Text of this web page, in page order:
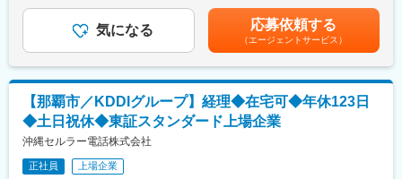
誠実さと向上心を持ち、ともに成長していける方を歓迎します。
■業務の魅力：
＜会社拡大において肝となるポジション＞
本ポジションは経営戦略、予算編成、IR業務という企業の健全な
持続的成長に向けた重要な立ち位置となります。企業・事業拡大
フェーズにおける当社にとって肝となるポジションでもございま
す。適切に企業状況を把握・分析から行いますので、企業の全体
像を知ったうえで、仕事を進めることができます。
【主な業務】
・Crystal intelligence関連取引を正確な会計で支え、会社の信頼と
計体制を構築する
・経理／決算業務の遂行および会計体制の整備
・財務企画および資金管理の推進
【具体的な業務】
定型業務はAIエージェントを活用しながら効率化していくことを
支給■上記年収には時間外手当月30h分・賞与・特別加算賞与・各
種支援金を含む■昇給年1回（原則）■賞与年2回※年間標準賞与5カ
月＋特別加算賞与（業績に応じて支給）賃金はあくまでも目安の
金額であり、選考を通じて上下する可能性があります。月給(月額)
は固定手当を含めた表記です。
気になる 応募依頼する
（エージェントサービス）
【那覇市／KDDIグループ】経理◆在宅可◆年休123日
◆土日祝休◆東証スタンダード上場企業
沖縄セルラー電話株式会社
正社員 上場企業